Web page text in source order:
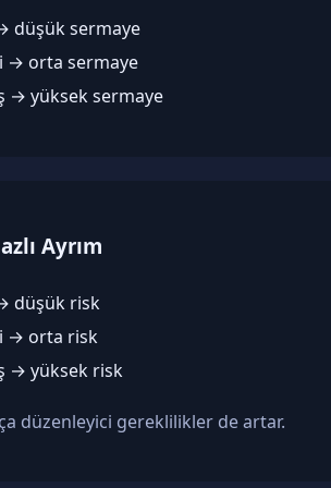
düşük sermaye
→ orta sermaye
→ yüksek sermaye
Ayrım
düşük risk
→ orta risk
→ yüksek risk
düzenleyici gereklilikler de artar.